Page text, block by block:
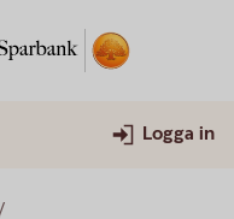
Logga in